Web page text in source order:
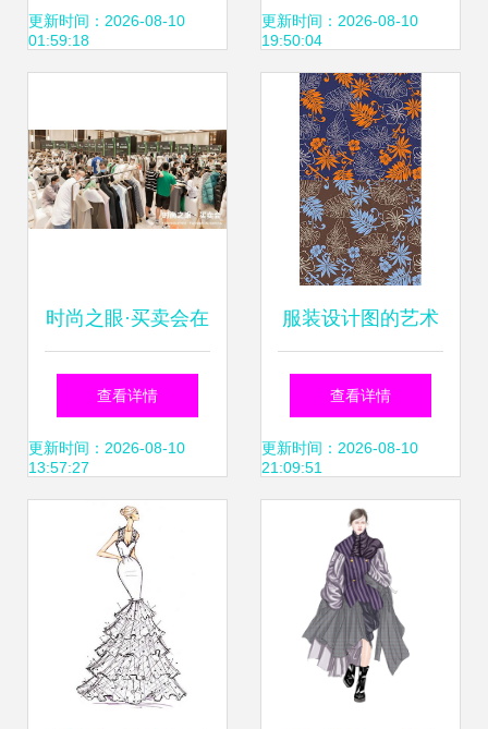
艺
更新时间：2026-08-10
01:59:18
到时尚前沿
更新时间：2026-08-10
19:50:04
时尚之眼·买卖会在
杭州艺尚雷迪森广
场酒店圆满落幕 设
计与市场的双向奔
赴
查看详情
更新时间：2026-08-10
13:57:27
服装设计图的艺术
与实用 从创意到穿
着
查看详情
更新时间：2026-08-10
21:09:51